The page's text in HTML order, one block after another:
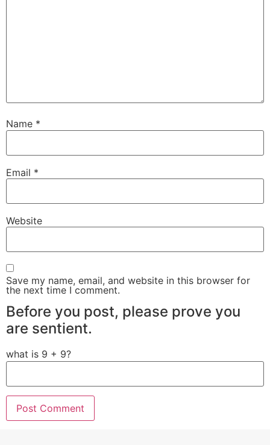
Name *
Email *
Website
Save my name, email, and website in this browser for
the next time I comment.
Before you post, please prove you
are sentient.
what is 9 + 9?